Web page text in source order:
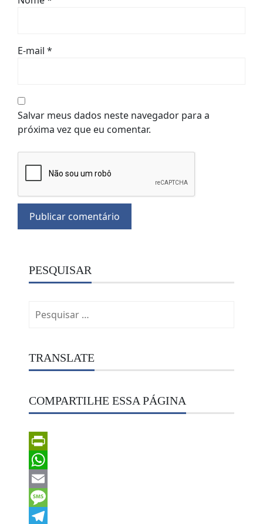
E-mail *
Salvar meus dados neste navegador para a
próxima vez que eu comentar.
PESQUISAR
por:
TRANSLATE
COMPARTILHE ESSA PÁGINA
PrintFriendly
WhatsApp
Email
Message